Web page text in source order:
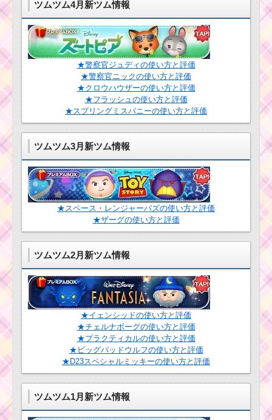
ハートが出るスキル
を使って100コンボす
る方法
ツムツム4月イベン
ト！イースターガーデ
ン2枚目のミッション内
容と攻略
275万点を稼ぐミ
ッションを攻略するツ
ム
黄色のツムを1プレイ
で150個消すミッショ
ンを攻略するツム
耳が丸いツムで70コ
ンボするミッションを
攻略する
ハピネスツムを使っ
て1プレイでスキルを3
回使うミッションを攻
略するツム
ってマイツムを120個
ツムツム4月新ツム情報
★警察官ジュディの使い方と評価
★警察官ニックの使い方と評価
★クロウハウザーの使い方と評価
★フラッシュの使い方と評価
★スプリングミスバニーの使い方と評価
ツムツム3月新ツム情報
★スペース・レンジャーバズの使い方と評価
★ザーグの使い方と評価
ツムツム2月新ツム情報
★イェンシッドの使い方と評価
★チェルナボーグの使い方と評価
★プラクティカルの使い方と評価
★ビッグバッドウルフの使い方と評価
★D23スペシャルミッキーの使い方と評価
ツムツム1月新ツム情報